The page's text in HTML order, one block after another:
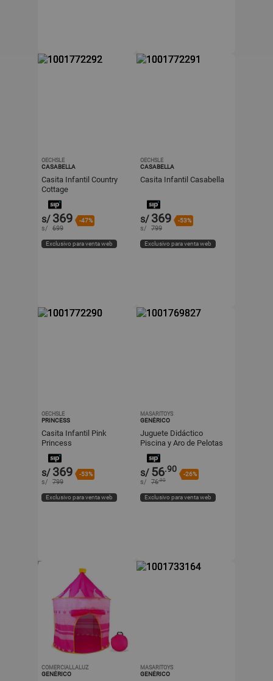
OECHSLE
CASABELLA
Casita Infantil Country
Cottage
s/ 369 -47%
s/ 699
Exclusivo para venta web
OECHSLE
CASABELLA
Casita Infantil Casabella
s/ 369 -53%
s/ 799
Exclusivo para venta web
OECHSLE
PRINCESS
Casita Infantil Pink
Princess
s/ 369 -53%
s/ 799
Exclusivo para venta web
MASARITOYS
GENÉRICO
Juguete Didáctico
Piscina y Aro de Pelotas
para Bebes
s/ 56.90
-26%
s/ 76.90
Exclusivo para venta web
COMERCIALLALUZ
GENÉRICO
MASARITOYS
GENÉRICO